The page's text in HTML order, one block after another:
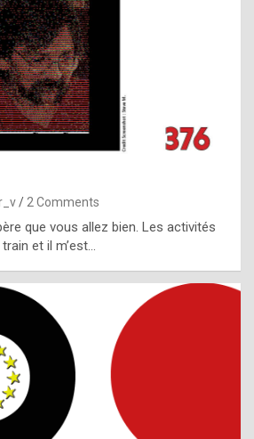
i
s
t
o
r
p
e
c
i
l
,
2 Comments
que vous allez bien. Les activités
et il m’est…